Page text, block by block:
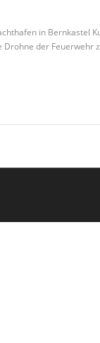
in Bernkastel
der Feuerwehr